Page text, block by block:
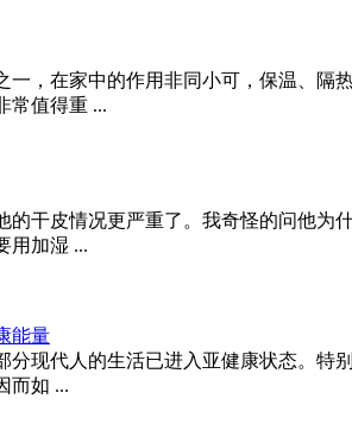
，在家中的作用非同小可，保温、隔
常值得重 ...
的干皮情况更严重了。我奇怪的问他
用加湿 ...
分现代人的生活已进入亚健康状态。
而如 ...